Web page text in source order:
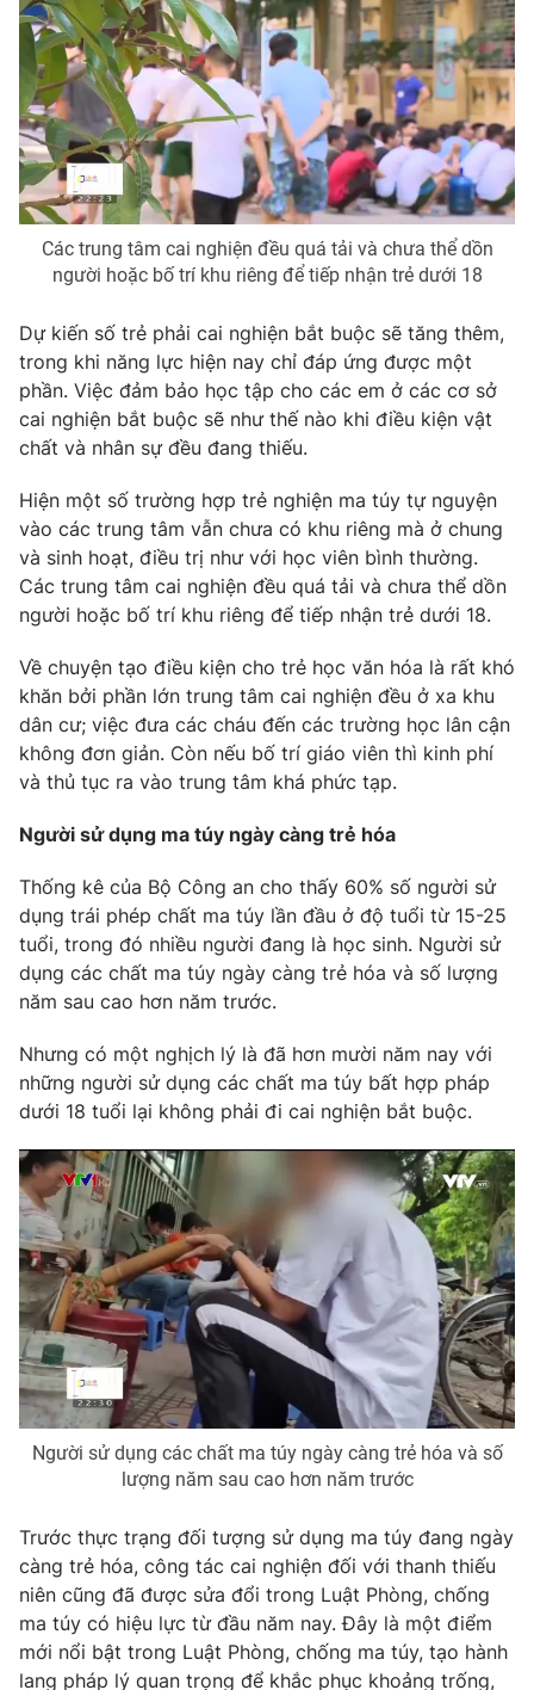
Chuyên mục khác
Emagazine Podcast
Photo Infographic
Video Shorts video
VTV Money VTV Thể thao
VTV Sức khoẻ Bất động sản
Thị trường 24h Tấm lòng Việt
VTV9 VTV8
Liên hệ tòa soạn English
THỜI BÁO VTV
Cơ quan chủ quản:
Đài Truyền hình Việt Nam
Cơ quan báo chí: Thời báo VTV
Giấy phép hoạt động báo in và báo điện tử số 483/GP-BTTTT
cấp ngày 29/12/2023
Tổng Biên tập: Vũ Thanh Thủy
Nguyễn Trọng Ninh
Tổng đài VTV: 024.38 355 931 - 024.38 355 932
Ðiện thoại Thời báo VTV: 024.66 897 897
Email:toasoan@vtv.vn
Liên hệ quảng cáo:024-7300.7108
® Cấm sao chép dưới mọi hình thức nếu không có sự chấp
thuận bằng văn bản. Ghi rõ nguồn VTV.vn khi phát hành lại
thông tin từ website này.
Các trung tâm cai nghiện đều quá tải và chưa thể dồn
người hoặc bố trí khu riêng để tiếp nhận trẻ dưới 18
Dự kiến số trẻ phải cai nghiện bắt buộc sẽ tăng thêm,
trong khi năng lực hiện nay chỉ đáp ứng được một
phần. Việc đảm bảo học tập cho các em ở các cơ sở
cai nghiện bắt buộc sẽ như thế nào khi điều kiện vật
chất và nhân sự đều đang thiếu.
Hiện một số trường hợp trẻ nghiện ma túy tự nguyện
vào các trung tâm vẫn chưa có khu riêng mà ở chung
và sinh hoạt, điều trị như với học viên bình thường.
Các trung tâm cai nghiện đều quá tải và chưa thể dồn
người hoặc bố trí khu riêng để tiếp nhận trẻ dưới 18.
Về chuyện tạo điều kiện cho trẻ học văn hóa là rất khó
khăn bởi phần lớn trung tâm cai nghiện đều ở xa khu
dân cư; việc đưa các cháu đến các trường học lân cận
không đơn giản. Còn nếu bố trí giáo viên thì kinh phí
và thủ tục ra vào trung tâm khá phức tạp.
Người sử dụng ma túy ngày càng trẻ hóa
Thống kê của Bộ Công an cho thấy 60% số người sử
dụng trái phép chất ma túy lần đầu ở độ tuổi từ 15-25
tuổi, trong đó nhiều người đang là học sinh. Người sử
dụng các chất ma túy ngày càng trẻ hóa và số lượng
năm sau cao hơn năm trước.
Nhưng có một nghịch lý là đã hơn mười năm nay với
những người sử dụng các chất ma túy bất hợp pháp
dưới 18 tuổi lại không phải đi cai nghiện bắt buộc.
Người sử dụng các chất ma túy ngày càng trẻ hóa và số
lượng năm sau cao hơn năm trước
Trước thực trạng đối tượng sử dụng ma túy đang ngày
càng trẻ hóa, công tác cai nghiện đối với thanh thiếu
niên cũng đã được sửa đổi trong Luật Phòng, chống
ma túy có hiệu lực từ đầu năm nay. Đây là một điểm
mới nổi bật trong Luật Phòng, chống ma túy, tạo hành
lang pháp lý quan trọng để khắc phục khoảng trống,